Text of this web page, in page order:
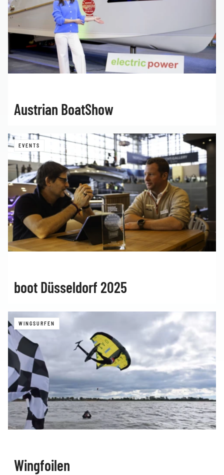
Austrian BoatShow
EVENTS
boot Düsseldorf 2025
WINGSURFEN
Wingfoilen